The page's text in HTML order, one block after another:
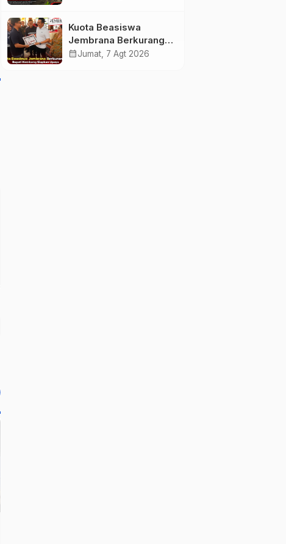
Kuota Beasiswa
Jembrana Berkurang,
Bupati Kembang
calendar_monthJumat, 7 Agt 2026